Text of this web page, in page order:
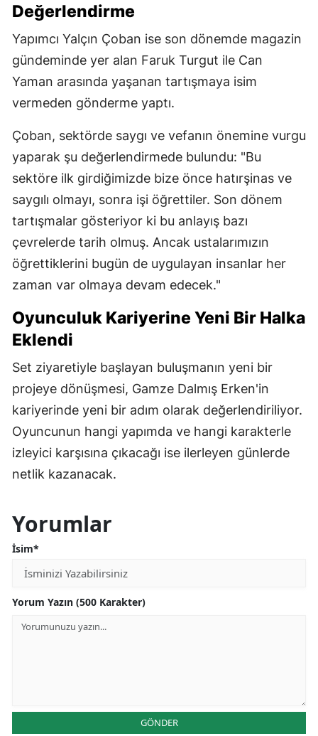
Değerlendirme
Yapımcı Yalçın Çoban ise son dönemde magazin
gündeminde yer alan Faruk Turgut ile Can
Yaman arasında yaşanan tartışmaya isim
vermeden gönderme yaptı.
Çoban, sektörde saygı ve vefanın önemine vurgu
yaparak şu değerlendirmede bulundu: "Bu
sektöre ilk girdiğimizde bize önce hatırşinas ve
saygılı olmayı, sonra işi öğrettiler. Son dönem
tartışmalar gösteriyor ki bu anlayış bazı
çevrelerde tarih olmuş. Ancak ustalarımızın
öğrettiklerini bugün de uygulayan insanlar her
zaman var olmaya devam edecek."
Oyunculuk Kariyerine Yeni Bir Halka
Eklendi
Set ziyaretiyle başlayan buluşmanın yeni bir
projeye dönüşmesi, Gamze Dalmış Erken'in
kariyerinde yeni bir adım olarak değerlendiriliyor.
Oyuncunun hangi yapımda ve hangi karakterle
izleyici karşısına çıkacağı ise ilerleyen günlerde
netlik kazanacak.
Yorumlar
İsim*
Yorum Yazın (500 Karakter)
GÖNDER